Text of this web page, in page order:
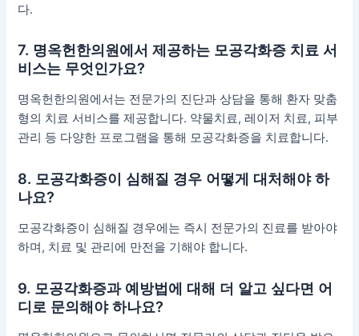
다.
7. 명옥헌한의원에서 제공하는 모공각화증 치료 서
비스는 무엇인가요?
명옥헌한의원에서는 전문가의 진단과 상담을 통해 환자 맞춤
형의 치료 서비스를 제공합니다. 약물치료, 레이저 치료, 피부
관리 등 다양한 프로그램을 통해 모공각화증을 치료합니다.
8. 모공각화증이 심해질 경우 어떻게 대처해야 하
나요?
모공각화증이 심해질 경우에는 즉시 전문가의 진료를 받아야
하며, 치료 및 관리에 만전을 기해야 합니다.
9. 모공각화증과 예방법에 대해 더 알고 싶다면 어
디로 문의해야 하나요?